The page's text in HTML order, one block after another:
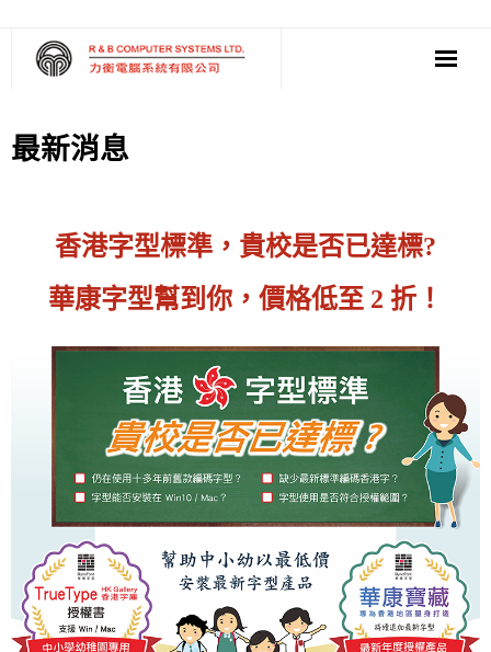
‧ 多媒體影音
最新消息
香港字型標準，貴校是否已達標?
華康字型幫到你，價格低至 2 折！